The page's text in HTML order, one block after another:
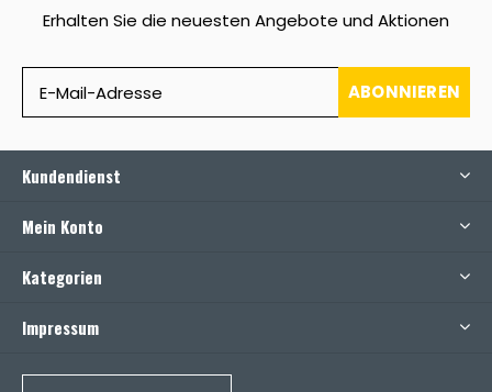
Erhalten Sie die neuesten Angebote und Aktionen
ABONNIEREN
Kundendienst
Mein Konto
Kategorien
Impressum